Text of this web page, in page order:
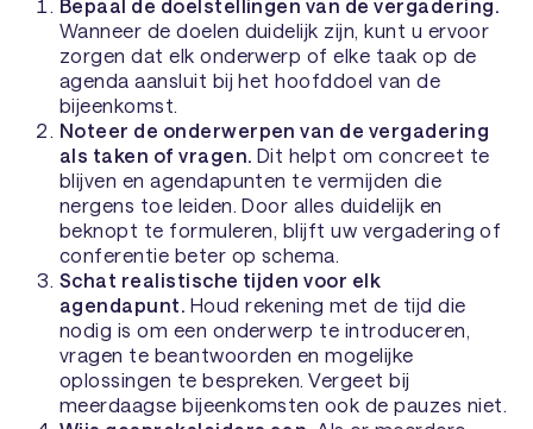
Bepaal de doelstellingen van de vergadering.
Wanneer de doelen duidelijk zijn, kunt u ervoor
zorgen dat elk onderwerp of elke taak op de
agenda aansluit bij het hoofddoel van de
bijeenkomst.
Noteer de onderwerpen van de vergadering
als taken of vragen. Dit helpt om concreet te
blijven en agendapunten te vermijden die
nergens toe leiden. Door alles duidelijk en
beknopt te formuleren, blijft uw vergadering of
conferentie beter op schema.
Schat realistische tijden voor elk
agendapunt. Houd rekening met de tijd die
nodig is om een onderwerp te introduceren,
vragen te beantwoorden en mogelijke
oplossingen te bespreken. Vergeet bij
meerdaagse bijeenkomsten ook de pauzes niet.